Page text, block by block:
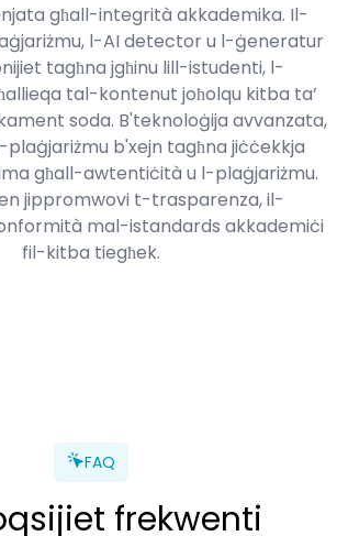
għall-integrità akkademika. Il-
l-AI detector u l-ġeneratur
tagħna jgħinu lill-istudenti, l-
tal-kontenut joħolqu kitba ta’
soda. B'teknoloġija avvanzata,
b'xejn tagħna jiċċekkja
għall-awtentiċità u l-plaġjariżmu.
jippromwovi t-trasparenza, il-
mal-istandards akkademiċi
fil-kitba tiegħek.
FAQ
frekwenti